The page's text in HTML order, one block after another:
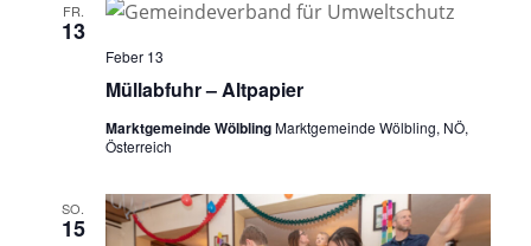
FR.
13
Müllabfuhr – Altpapier
Feber 13
Marktgemeinde WölblingMarktgemeinde Wölbling, NÖ,
Österreich
SO.
15